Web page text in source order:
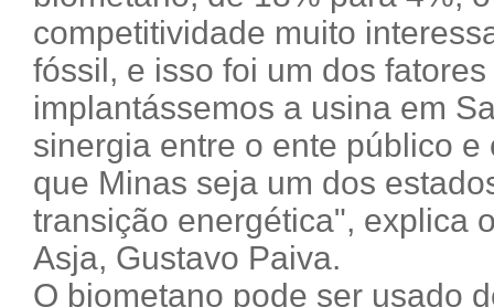
competitividade muito
fóssil, e isso foi um dos
implantássemos a usina em
sinergia entre o ente público
que Minas seja um dos
transição energética", explica
Asja, Gustavo Paiva.
O biometano pode ser usado